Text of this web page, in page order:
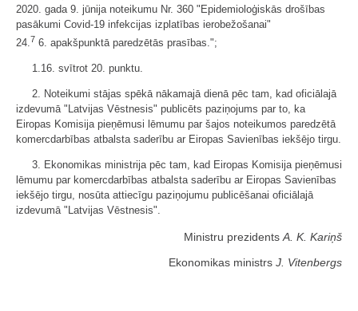
2020. gada 9. jūnija noteikumu Nr. 360 "Epidemioloģiskās drošības
pasākumi Covid-19 infekcijas izplatības ierobežošanai"
24. 7 6. apakšpunktā paredzētās prasības.";
1.16. svītrot 20. punktu.
2. Noteikumi stājas spēkā nākamajā dienā pēc tam, kad oficiālajā
izdevumā "Latvijas Vēstnesis" publicēts paziņojums par to, ka
Eiropas Komisija pieņēmusi lēmumu par šajos noteikumos paredzētā
komercdarbības atbalsta saderību ar Eiropas Savienības iekšējo tirgu.
3. Ekonomikas ministrija pēc tam, kad Eiropas Komisija pieņēmusi
lēmumu par komercdarbības atbalsta saderību ar Eiropas Savienības
iekšējo tirgu, nosūta attiecīgu paziņojumu publicēšanai oficiālajā
izdevumā "Latvijas Vēstnesis".
Ministru prezidents A. K. Kariņš
Ekonomikas ministrs J. Vitenbergs